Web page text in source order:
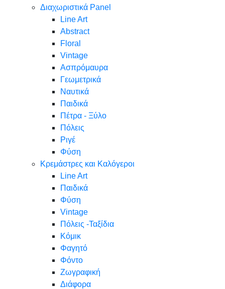
Διαχωριστικά Panel
Line Art
Abstract
Floral
Vintage
Ασπρόμαυρα
Γεωμετρικά
Ναυτικά
Παιδικά
Πέτρα - Ξύλο
Πόλεις
Ριγέ
Φύση
Κρεμάστρες και Καλόγεροι
Line Art
Παιδικά
Φύση
Vintage
Πόλεις -Ταξίδια
Κόμικ
Φαγητό
Φόντο
Ζωγραφική
Διάφορα